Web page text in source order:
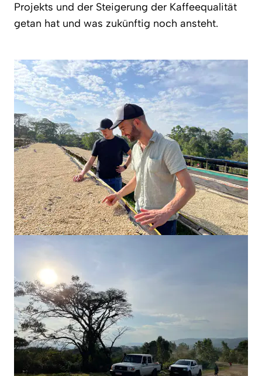
Projekts und der Steigerung der Kaffeequalität
getan hat und was zukünftig noch ansteht.